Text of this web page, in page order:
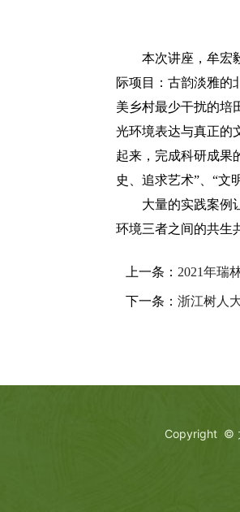
本次讲座，牟宏
际项目：古韵淡雅的
美乡村最少干扰的培
光环境表达与真正的
起来，完成科研成果
史、追求艺术”、“文
大量的实践案例
环境三者之间的共生
上一条： 2021年瑞
下一条： 浙江树人
Copyright ©